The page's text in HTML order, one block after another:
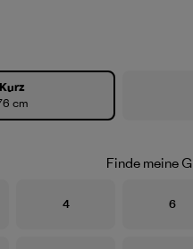
Kurz
cm
Finde meine
Größe
4 6